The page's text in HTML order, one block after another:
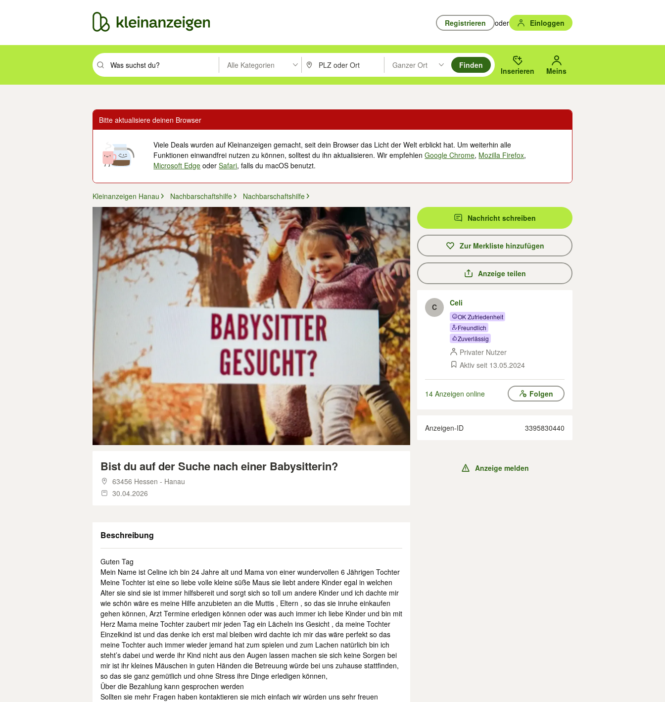
Registrieren oder Einloggen
Suchbegriff eingeben. Eingabetaste drücken um zu suchen, oder Vorschläge mit den Pfeiltasten nach oben/unten durchsuchen und mit Eingabetaste auswählen.
Alle Kategorien PLZ oder Ort eingeben. Eingabetaste drücken um zu suchen, oder Vorschläge mit den Pfeiltasten nach oben/
Ganzer Ort
Suche im Umkreis des gewählten Orts oder PLZ.
Finden
Inserieren Meins
Bitte aktualisiere deinen Browser
Viele Deals wurden auf Kleinanzeigen gemacht, seit dein Browser das Licht der Welt erblickt hat. Um weiterhin alle
Funktionen einwandfrei nutzen zu können, solltest du ihn aktualisieren. Wir empfehlenGoogle Chrome, Mozilla Firefox,
Microsoft Edge oderSafari, falls du macOS benutzt.
Kleinanzeigen Hanau Nachbarschaftshilfe Nachbarschaftshilfe
Bist du auf der Suche nach einer Babysitterin?
63456 Hessen - Hanau
30.04.2026
Beschreibung
Guten Tag
Mein Name ist Celine ich bin 24 Jahre alt und Mama von einer wundervollen 6 Jährigen Tochter
Meine Tochter ist eine so liebe volle kleine süße Maus sie liebt andere Kinder egal in welchen
Alter sie sind sie ist immer hilfsbereit und sorgt sich so toll um andere Kinder und ich dachte mir
wie schön wäre es meine Hilfe anzubieten an die Muttis , Eltern , so das sie inruhe einkaufen
gehen können, Arzt Termine erledigen können oder was auch immer ich liebe Kinder und bin mit
Herz Mama meine Tochter zaubert mir jeden Tag ein Lächeln ins Gesicht , da meine Tochter
Einzelkind ist und das denke ich erst mal bleiben wird dachte ich mir das wäre perfekt so das
meine Tochter auch immer wieder jemand hat zum spielen und zum Lachen natürlich bin ich
steht’s dabei und werde ihr Kind nicht aus den Augen lassen machen sie sich keine Sorgen bei
mir ist ihr kleines Mäuschen in guten Händen die Betreuung würde bei uns zuhause stattfinden,
so das sie ganz gemütlich und ohne Stress ihre Dinge erledigen können,
Über die Bezahlung kann gesprochen werden
Sollten sie mehr Fragen haben kontaktieren sie mich einfach wir würden uns sehr freuen
Nachricht schreiben
Zur Merkliste hinzufügen
Anzeige teilen
C Celi
OK Zufriedenheit
Freundlich
Zuverlässig
Privater Nutzer
Aktiv seit 13.05.2024
14 Anzeigen online Folgen
Anzeigen-ID 3395830440
Anzeige melden